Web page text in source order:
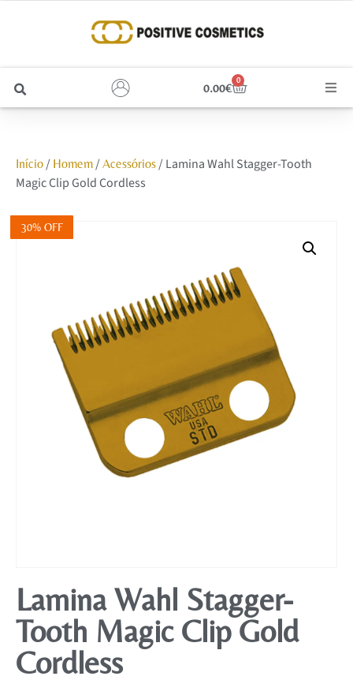
0.00€
0
Unhas
Maquilhagem
Início/ Homem/ Acessórios/ Lamina Wahl Stagger-Tooth
Magic Clip Gold Cordless
30% OFF
Lamina Wahl Stagger-
Tooth Magic Clip Gold
Cordless